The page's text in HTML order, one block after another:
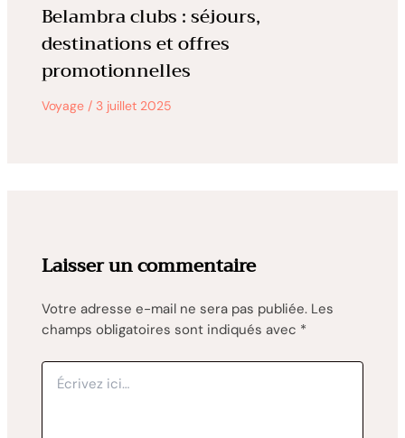
Belambra clubs : séjours,
destinations et offres
promotionnelles
Voyage/ 3 juillet 2025
Laisser un commentaire
Votre adresse e-mail ne sera pas publiée. Les
champs obligatoires sont indiqués avec *
Écrivez
ici…